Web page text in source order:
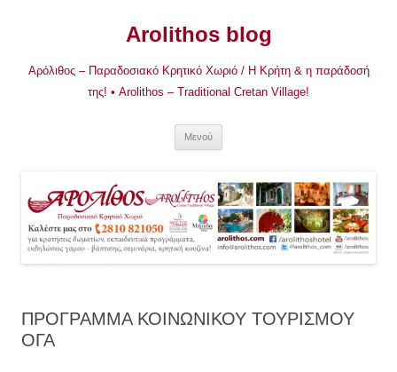
Arolithos blog
Αρόλιθος – Παραδοσιακό Κρητικό Χωριό / Η Κρήτη & η παράδοσή
της! • Arolithos – Traditional Cretan Village!
Μενού
ΠΡΟΓΡΑΜΜΑ ΚΟΙΝΩΝΙΚΟΥ ΤΟΥΡΙΣΜΟΥ
ΟΓΑ